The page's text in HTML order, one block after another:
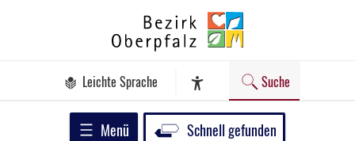
Bezirk
Oberpfalz
Leichte Sprache
Assistenz-Software
Suche
Menü Schnell gefunden